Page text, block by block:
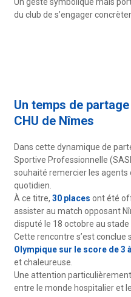
Un geste symbolique mais
du club de s’engager
Un temps de
CHU de Nîmes
Dans cette dynamique de
Sportive Professionnelle
souhaité remercier les agents
quotidien.
À ce titre, 30 places ont été
assister au match opposant
disputé le 18 octobre au
Cette rencontre s’est conclue
Olympique sur le score de 3
et chaleureuse.
Une attention
entre le monde hospitalier et